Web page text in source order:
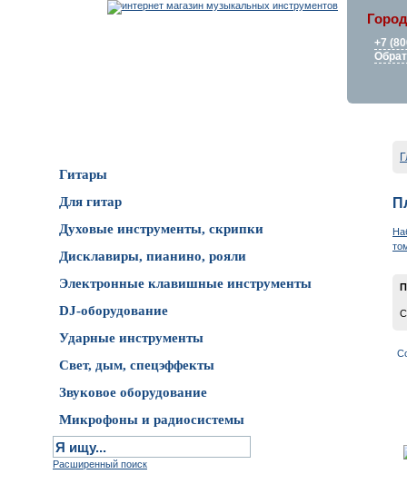
+7
Гитары
Для гитар
Духовые инструменты, скрипки
Дисклавиры, пианино, рояли
Электронные клавишные инструменты
DJ-оборудование
Ударные инструменты
Свет, дым, спецэффекты
Звуковое оборудование
Микрофоны и радиосистемы
Расширенный поиск